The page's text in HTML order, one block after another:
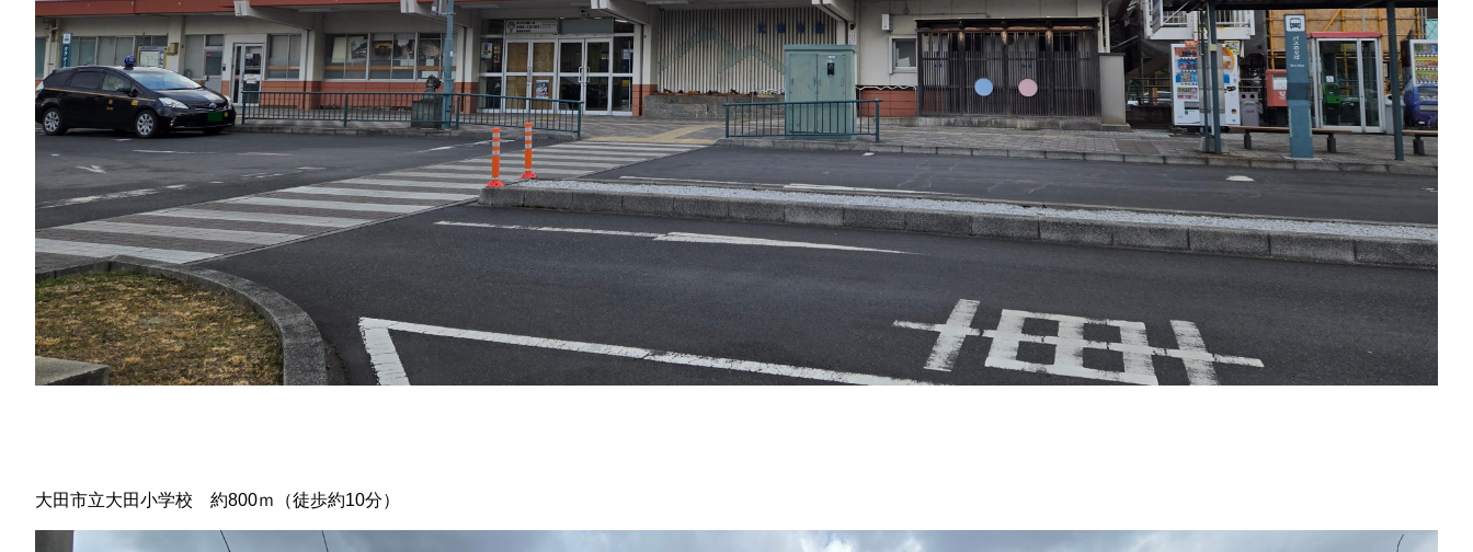
大田市立大田小学校 約800ｍ（徒歩約10分）